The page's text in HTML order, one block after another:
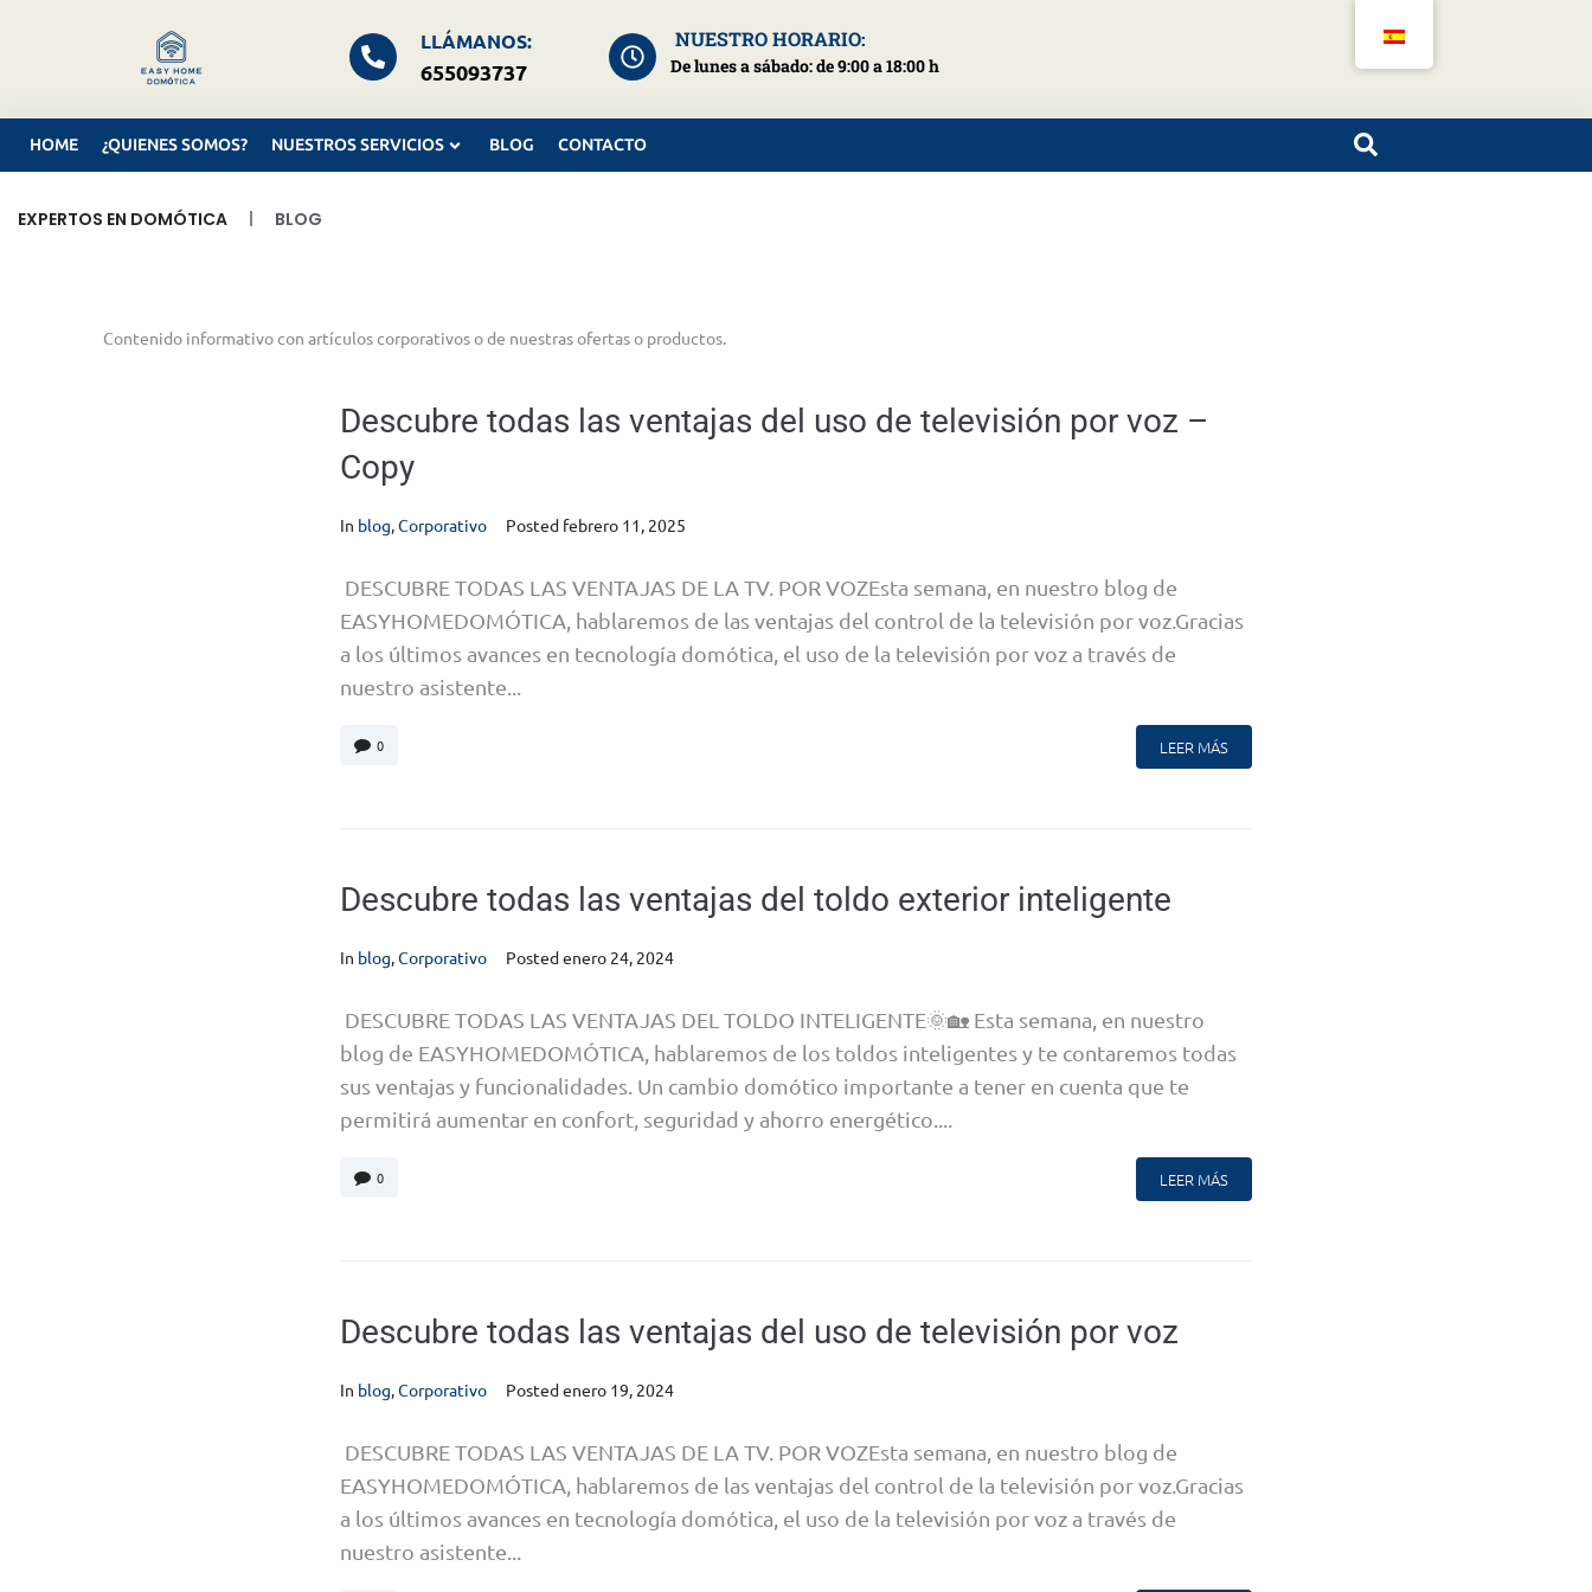
LLÁMANOS:
655093737
NUESTRO HORARIO:
De lunes a sábado: de 9:00 a 18:00 h
HOME ¿QUIENES SOMOS? NUESTROS SERVICIOS BLOG CONTACTO
EXPERTOS EN DOMÓTICA | BLOG
Contenido informativo con artículos corporativos o de nuestras ofertas o productos.
Descubre todas las ventajas del uso de televisión por voz –
Copy
In blog,Corporativo Posted febrero 11, 2025
DESCUBRE TODAS LAS VENTAJAS DE LA TV. POR VOZEsta semana, en nuestro blog de
EASYHOMEDOMÓTICA, hablaremos de las ventajas del control de la televisión por voz.Gracias
a los últimos avances en tecnología domótica, el uso de la televisión por voz a través de
nuestro asistente...
0 LEER MÁS
Descubre todas las ventajas del toldo exterior inteligente
In blog,Corporativo Postedenero 24, 2024
DESCUBRE TODAS LAS VENTAJAS DEL TOLDO INTELIGENTE🌞🏡 Esta semana, en nuestro
blog de EASYHOMEDOMÓTICA, hablaremos de los toldos inteligentes y te contaremos todas
sus ventajas y funcionalidades. Un cambio domótico importante a tener en cuenta que te
permitirá aumentar en confort, seguridad y ahorro energético....
0 LEER MÁS
Descubre todas las ventajas del uso de televisión por voz
In blog,Corporativo Postedenero 19, 2024
DESCUBRE TODAS LAS VENTAJAS DE LA TV. POR VOZEsta semana, en nuestro blog de
EASYHOMEDOMÓTICA, hablaremos de las ventajas del control de la televisión por voz.Gracias
a los últimos avances en tecnología domótica, el uso de la televisión por voz a través de
nuestro asistente...